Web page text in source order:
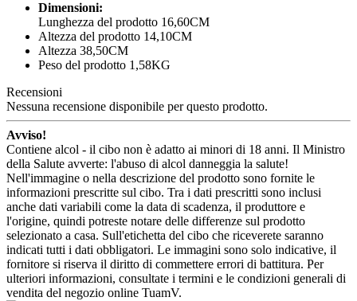
Dimensioni:
Lunghezza del prodotto 16,60CM
Altezza del prodotto 14,10CM
Altezza 38,50CM
Peso del prodotto 1,58KG
Recensioni
Nessuna recensione disponibile per questo prodotto.
Avviso!
Contiene alcol - il cibo non è adatto ai minori di 18 anni. Il Ministro
della Salute avverte: l'abuso di alcol danneggia la salute!
Nell'immagine o nella descrizione del prodotto sono fornite le
informazioni prescritte sul cibo. Tra i dati prescritti sono inclusi
anche dati variabili come la data di scadenza, il produttore e
l'origine, quindi potreste notare delle differenze sul prodotto
selezionato a casa. Sull'etichetta del cibo che riceverete saranno
indicati tutti i dati obbligatori. Le immagini sono solo indicative, il
fornitore si riserva il diritto di commettere errori di battitura. Per
ulteriori informazioni, consultate i termini e le condizioni generali di
vendita del negozio online TuamV.